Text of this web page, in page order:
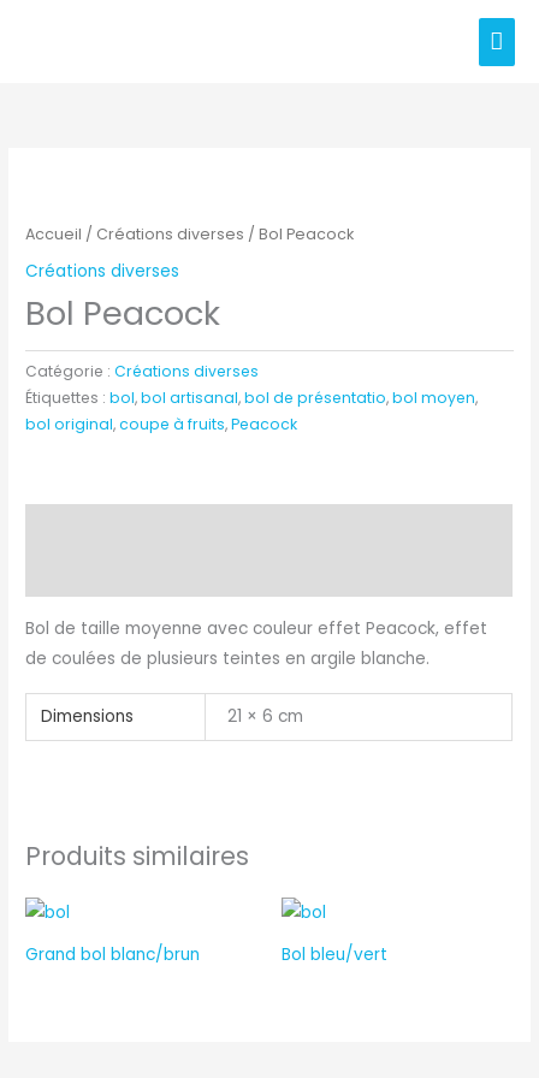
Accueil / Créations diverses / Bol Peacock
Créations diverses
Bol Peacock
Catégorie :Créations diverses
Étiquettes :bol,bol artisanal,bol de présentatio,bol moyen,
bol original,coupe à fruits,Peacock
Bol de taille moyenne avec couleur effet Peacock, effet
de coulées de plusieurs teintes en argile blanche.
Dimensions 21 × 6 cm
Produits similaires
Grand bol blanc/brun Bol bleu/vert